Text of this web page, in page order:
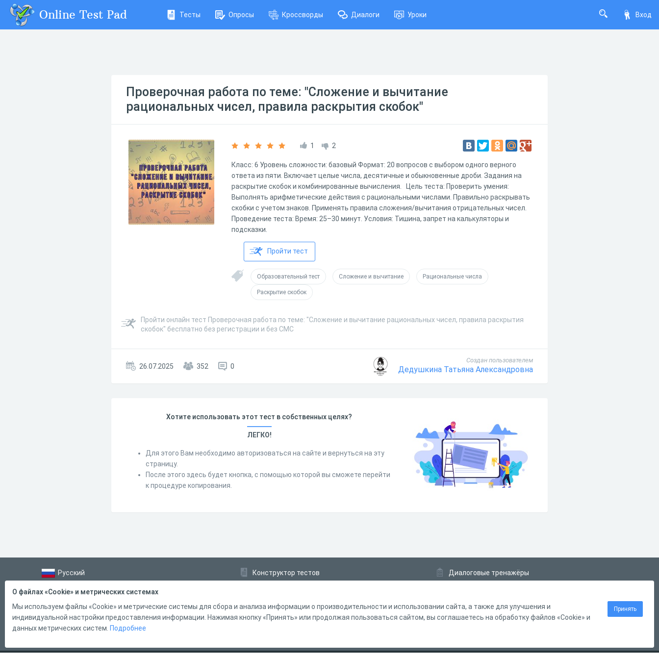
Вход
Online Test Pad Тесты Опросы Кроссворды Диалоги Уроки
Проверочная работа по теме: "Сложение и вычитание
рациональных чисел, правила раскрытия скобок"
1 2
Класс: 6 Уровень сложности: базовый Формат: 20 вопросов с выбором одного верного
ответа из пяти. Включает целые числа, десятичные и обыкновенные дроби. Задания на
раскрытие скобок и комбинированные вычисления. Цель теста: Проверить умения:
Выполнять арифметические действия с рациональными числами. Правильно раскрывать
скобки с учетом знаков. Применять правила сложения/вычитания отрицательных чисел.
Проведение теста: Время: 25–30 минут. Условия: Тишина, запрет на калькуляторы и
подсказки.
Пройти тест
Образовательный тест Сложение и вычитание Рациональные числа
Раскрытие скобок
Пройти онлайн тест Проверочная работа по теме: "Сложение и вычитание рациональных чисел, правила раскрытия
скобок" бесплатно без регистрации и без СМС
26.07.2025 352 0
Создан пользователем
Дедушкина Татьяна Александровна
Хотите использовать этот тест в собственных целях?
ЛЕГКО!
Для этого Вам необходимо авторизоваться на сайте и вернуться на эту
страницу.
После этого здесь будет кнопка, с помощью которой вы сможете перейти
к процедуре копирования.
Русский
Справка
Форма обратной связи
Контакты
Конструктор тестов
Конструктор кроссвордов
Диалоговые тренажёры
Система Дистанционного Обучения
О файлах «Cookie» и метрических системах
Мы используем файлы «Cookie» и метрические системы для сбора и анализа информации о производительности и использовании сайта, а также для улучшения и
индивидуальной настройки предоставления информации. Нажимая кнопку «Принять» или продолжая пользоваться сайтом, вы соглашаетесь на обработку файлов «Cookie» и
данных метрических систем. Подробнее
Принять